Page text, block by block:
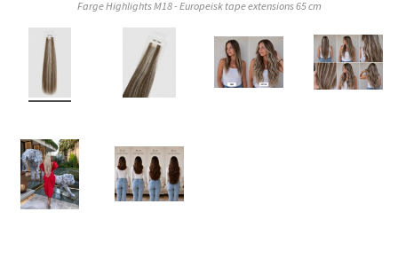
Farge Highlights M18 - Europeisk tape extensions 65 cm